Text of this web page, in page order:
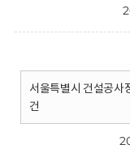
서울특별시 건설공사
건